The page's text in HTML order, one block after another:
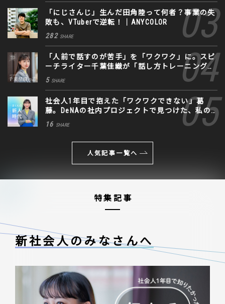
「にじさんじ」生んだ田角陸って何者？事業の失
敗も、VTuberで逆転！｜ANYCOLOR
282 SHARE
「人前で話すのが苦手」を「ワクワク」に。スピ
ーチライター千葉佳織が「話し方トレーニング」
に込めた思い
5 SHARE
社会人1年目で抱えた「ワクワクできない」葛
藤。DeNAの社内プロジェクトで見つけた、私の
生きる道
16 SHARE
人気記事一覧へ
特集記事
新社会人のみなさんへ